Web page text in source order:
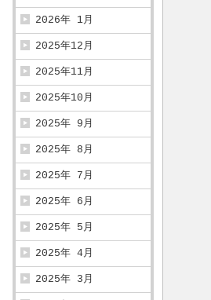
2026年 1月
2025年12月
2025年11月
2025年10月
2025年 9月
2025年 8月
2025年 7月
2025年 6月
2025年 5月
2025年 4月
2025年 3月